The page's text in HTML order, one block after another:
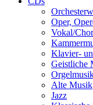
Oper,
Vokal/Chor
Klavier-
Geistliche
Alte Musik
Jazz